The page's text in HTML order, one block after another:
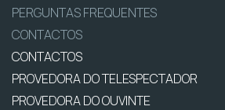
PERGUNTAS FREQUENTES
CONTACTOS
CONTACTOS
PROVEDORA DO TELESPECTADOR
PROVEDORA DO OUVINTE